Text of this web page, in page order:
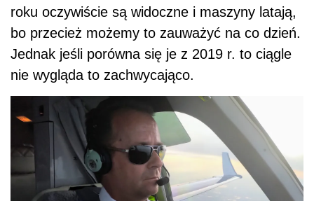
roku oczywiście są widoczne i maszyny latają,
bo przecież możemy to zauważyć na co dzień.
Jednak jeśli porówna się je z 2019 r. to ciągle
nie wygląda to zachwycająco.